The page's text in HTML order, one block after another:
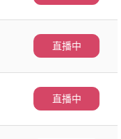
直播中
直播中